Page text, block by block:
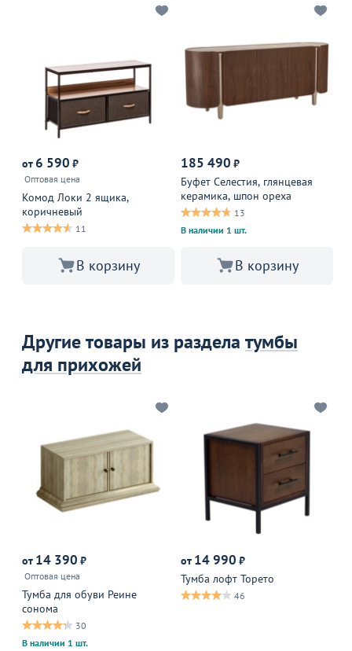
от 6 590 ₽
Оптовая цена
Комод Локи 2 ящика,
коричневый
11
В корзину
185 490 ₽
Буфет Селестия, глянцевая
керамика, шпон ореха
13
В наличии 1 шт.
В корзину
Другие товары из раздела тумбы
для прихожей
от 14 390 ₽
Оптовая цена
Тумба для обуви Реине
сонома
30
В наличии 1 шт.
от 14 990 ₽
Тумба лофт Торето
46